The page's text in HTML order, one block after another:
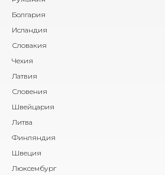
Болгария
Исландия
Словакия
Чехия
Латвия
Словения
Швейцария
Литва
Финляндия
Швеция
Люксембург